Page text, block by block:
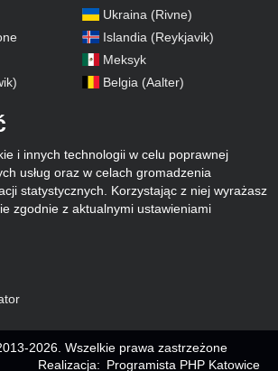
Ukraina (Rivne)
Islandia (Reykjavik)
Meksyk
Belgia (Aalter)
i innych technologii w celu poprawnej
usług oraz w celach gromadzenia
statystycznych. Korzystając z niej wyrażasz
zgodnie z aktualnymi ustawieniami
2026. Wszelkie prawa zastrzeżone
Realizacja: Programista PHP Katowice